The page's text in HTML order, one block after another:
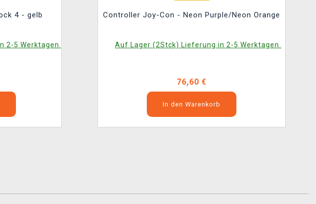
4 - gelb
2-5 Werktagen.
Controller Joy-Con - Neon Purple/Neon Orange
Auf Lager (2Stck) Lieferung in 2-5 Werktagen.
76,60 €
In den Warenkorb